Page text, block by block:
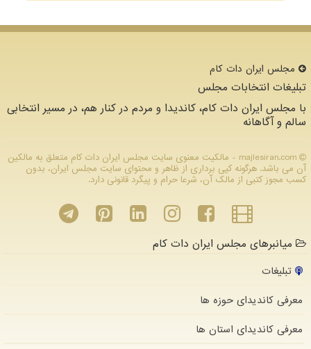
مجلس ایران دات كام
تبلیغات انتخابات مجلس
با مجلس ایران دات کام، کاندیدا و مردم در کنار هم، در مسیر انتخابی
سالم و آگاهانه
majlesiran.com - مالکیت معنوی سایت مجلس ایران دات كام متعلق به مالکین
آن می باشد. هرگونه کپی برداری از ظاهر و محتوای سایت مجلس ایران، بدون
کسب مجوز کتبی از مالک آن، شرعا حرام و پیگرد قانونی دارد.
میانبرهای مجلس ایران دات کام
تبلیغات
معرفی کاندیدای حوزه ها
معرفی کاندیدای استان ها